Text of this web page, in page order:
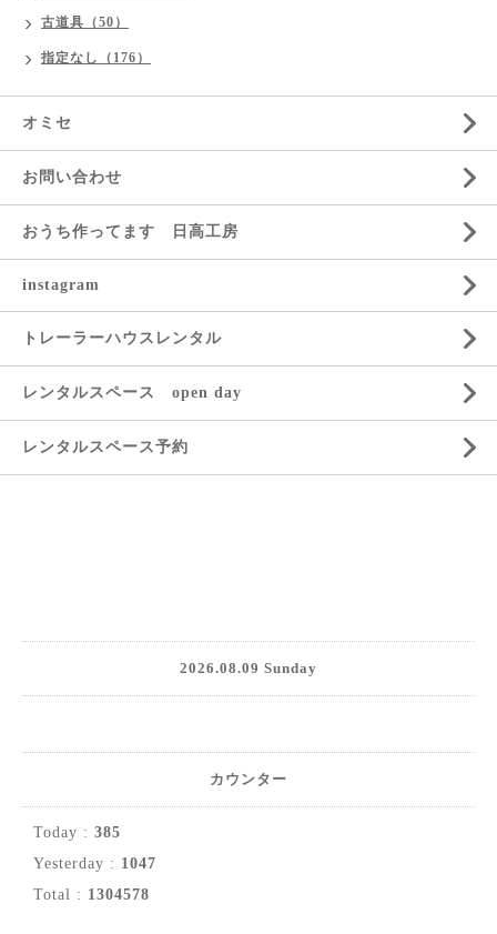
古道具（50）
指定なし（176）
オミセ
お問い合わせ
おうち作ってます 日高工房
instagram
トレーラーハウスレンタル
レンタルスペース open day
レンタルスペース予約
2026.08.09 Sunday
カウンター
Today : 385
Yesterday : 1047
Total : 1304578